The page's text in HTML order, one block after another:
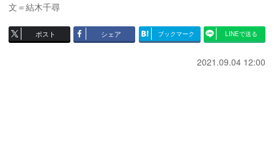
文＝結木千尋
ポスト シェア ブックマーク LINEで送る
2021.09.04 12:00